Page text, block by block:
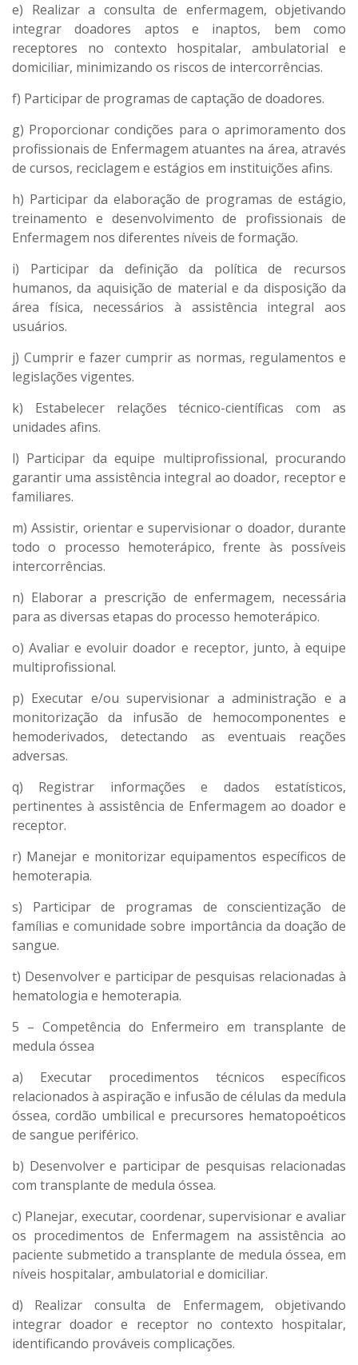
e) Realizar a consulta de enfermagem, objetivando
integrar doadores aptos e inaptos, bem como
receptores no contexto hospitalar, ambulatorial e
domiciliar, minimizando os riscos de intercorrências.
f) Participar de programas de captação de doadores.
g) Proporcionar condições para o aprimoramento dos
profissionais de Enfermagem atuantes na área, através
de cursos, reciclagem e estágios em instituições afins.
h) Participar da elaboração de programas de estágio,
treinamento e desenvolvimento de profissionais de
Enfermagem nos diferentes níveis de formação.
i) Participar da definição da política de recursos
humanos, da aquisição de material e da disposição da
área física, necessários à assistência integral aos
usuários.
j) Cumprir e fazer cumprir as normas, regulamentos e
legislações vigentes.
k) Estabelecer relações técnico-científicas com as
unidades afins.
l) Participar da equipe multiprofissional, procurando
garantir uma assistência integral ao doador, receptor e
familiares.
m) Assistir, orientar e supervisionar o doador, durante
todo o processo hemoterápico, frente às possíveis
intercorrências.
n) Elaborar a prescrição de enfermagem, necessária
para as diversas etapas do processo hemoterápico.
o) Avaliar e evoluir doador e receptor, junto, à equipe
multiprofissional.
p) Executar e/ou supervisionar a administração e a
monitorização da infusão de hemocomponentes e
hemoderivados, detectando as eventuais reações
adversas.
q) Registrar informações e dados estatísticos,
pertinentes à assistência de Enfermagem ao doador e
receptor.
r) Manejar e monitorizar equipamentos específicos de
hemoterapia.
s) Participar de programas de conscientização de
famílias e comunidade sobre importância da doação de
sangue.
t) Desenvolver e participar de pesquisas relacionadas à
hematologia e hemoterapia.
5 – Competência do Enfermeiro em transplante de
medula óssea
a) Executar procedimentos técnicos específicos
relacionados à aspiração e infusão de células da medula
óssea, cordão umbilical e precursores hematopoéticos
de sangue periférico.
b) Desenvolver e participar de pesquisas relacionadas
com transplante de medula óssea.
c) Planejar, executar, coordenar, supervisionar e avaliar
os procedimentos de Enfermagem na assistência ao
paciente submetido a transplante de medula óssea, em
níveis hospitalar, ambulatorial e domiciliar.
d) Realizar consulta de Enfermagem, objetivando
integrar doador e receptor no contexto hospitalar,
identificando prováveis complicações.